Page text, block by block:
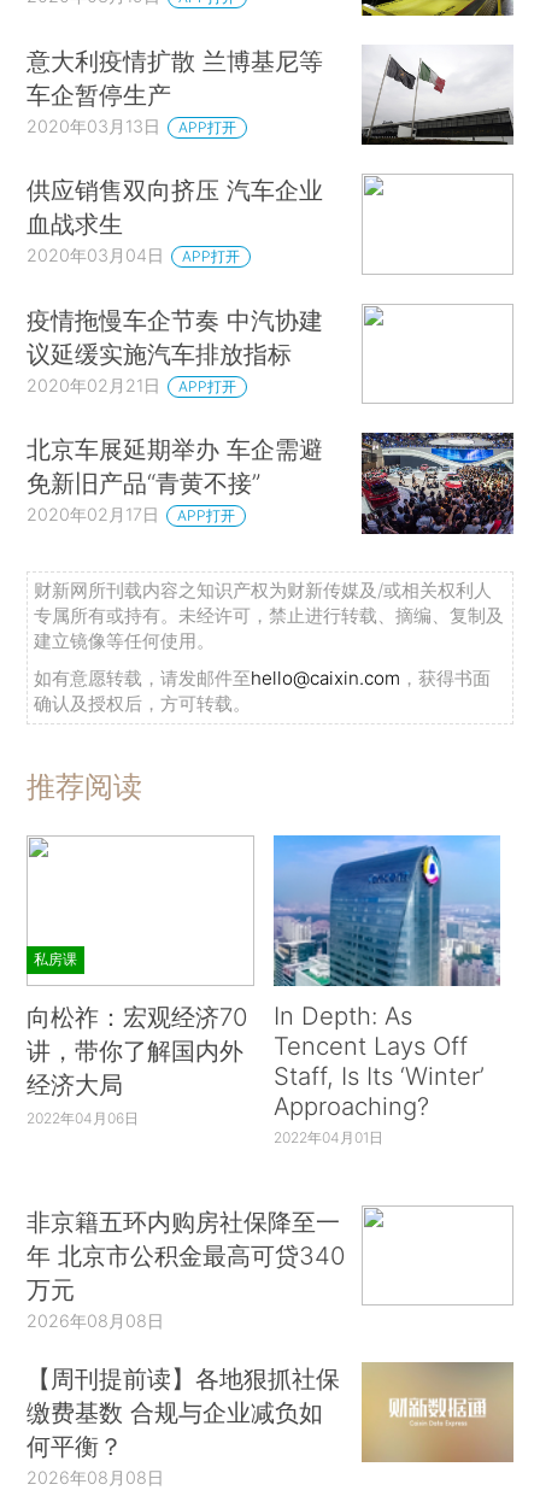
意大利疫情扩散 兰博基尼等
车企暂停生产
2020年03月13日 APP打开
供应销售双向挤压 汽车企业
血战求生
2020年03月04日 APP打开
疫情拖慢车企节奏 中汽协建
议延缓实施汽车排放指标
2020年02月21日 APP打开
北京车展延期举办 车企需避
免新旧产品“青黄不接”
2020年02月17日 APP打开
财新网所刊载内容之知识产权为财新传媒及/或相关权利人
专属所有或持有。未经许可，禁止进行转载、摘编、复制及
建立镜像等任何使用。
如有意愿转载，请发邮件至hello@caixin.com ，获得书面
确认及授权后，方可转载。
推荐阅读
私房课
向松祚：宏观经济70
讲，带你了解国内外
经济大局
2022年04月06日
In Depth: As
Tencent Lays Off
Staff, Is Its ‘Winter’
Approaching?
2022年04月01日
非京籍五环内购房社保降至一
年 北京市公积金最高可贷340
万元
2026年08月08日
【周刊提前读】各地狠抓社保
缴费基数 合规与企业减负如
何平衡？
2026年08月08日